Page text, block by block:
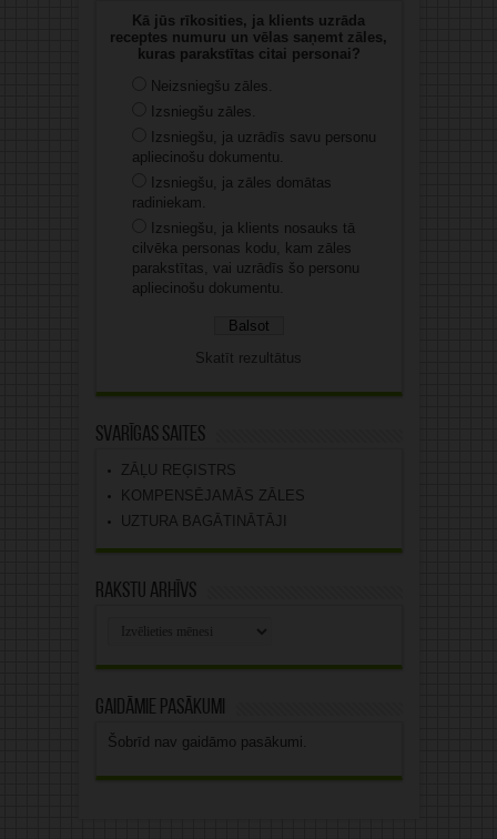
Kā jūs rīkosities, ja klients uzrāda
receptes numuru un vēlas saņemt zāles,
kuras parakstītas citai personai?
Neizsniegšu zāles.
Izsniegšu zāles.
Izsniegšu, ja uzrādīs savu personu
apliecinošu dokumentu.
Izsniegšu, ja zāles domātas
radiniekam.
Izsniegšu, ja klients nosauks tā
cilvēka personas kodu, kam zāles
parakstītas, vai uzrādīs šo personu
apliecinošu dokumentu.
Skatīt rezultātus
Svarīgas saites
ZĀĻU REĢISTRS
KOMPENSĒJAMĀS ZĀLES
UZTURA BAGĀTINĀTĀJI
Rakstu arhīvs
Gaidāmie pasākumi
Šobrīd nav gaidāmo pasākumi.